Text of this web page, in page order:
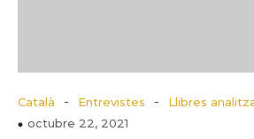
Català - Entrevistes - Llibres
octubre 22, 2021